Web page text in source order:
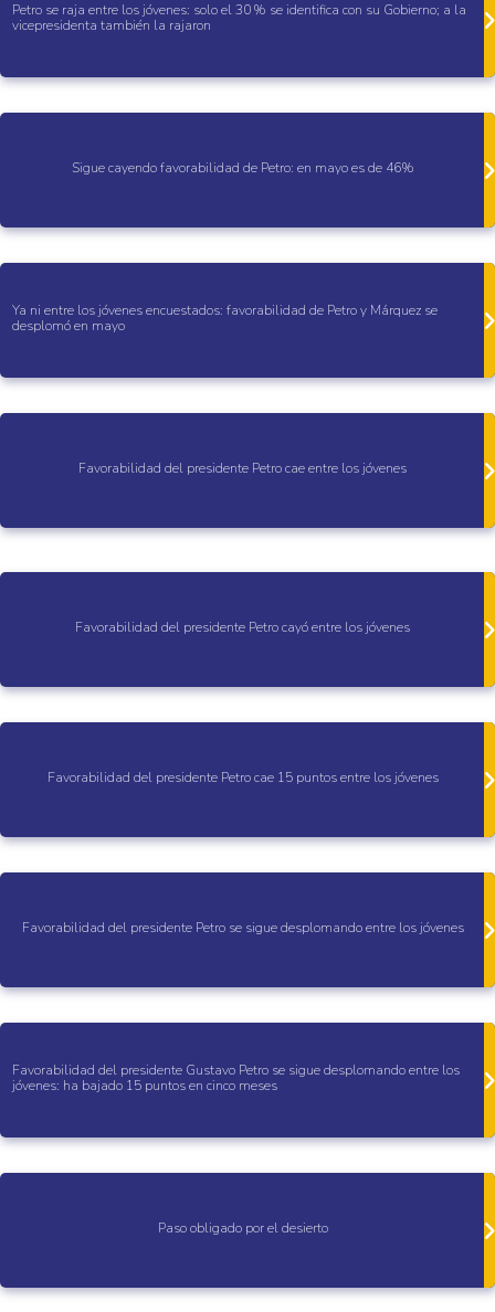
Petro se raja entre los jóvenes: solo el 30 % se identifica con su Gobierno; a la
vicepresidenta también la rajaron
Sigue cayendo favorabilidad de Petro: en mayo es de 46%
Ya ni entre los jóvenes encuestados: favorabilidad de Petro y Márquez se
desplomó en mayo
Favorabilidad del presidente Petro cae entre los jóvenes
Favorabilidad del presidente Petro cayó entre los jóvenes
Favorabilidad del presidente Petro cae 15 puntos entre los jóvenes
Favorabilidad del presidente Petro se sigue desplomando entre los jóvenes
Favorabilidad del presidente Gustavo Petro se sigue desplomando entre los
jóvenes: ha bajado 15 puntos en cinco meses
Paso obligado por el desierto